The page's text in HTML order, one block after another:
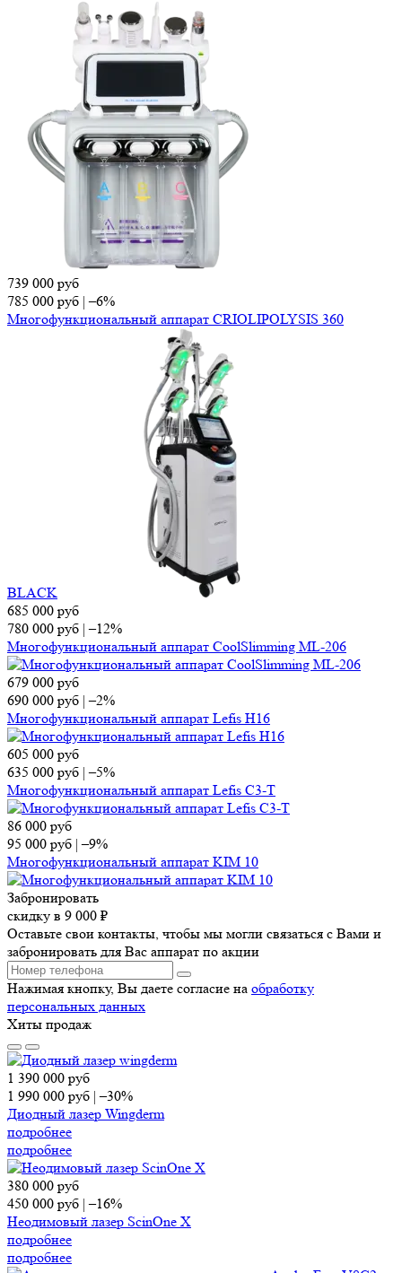
739 000 руб
785 000 руб |–6%
Многофункциональный аппарат CRIOLIPOLYSIS 360
BLAСK
685 000 руб
780 000 руб |–12%
Многофункциональный аппарат CoolSlimming ML-206
679 000 руб
690 000 руб |–2%
Многофункциональный аппарат Lefis H16
605 000 руб
635 000 руб |–5%
Многофункциональный аппарат Lefis C3-T
86 000 руб
95 000 руб |–9%
Многофункциональный аппарат KIM 10
Забронировать
скидку в 9 000 ₽
Оставьте свои контакты, чтобы мы могли связаться с Вами и
забронировать для Вас аппарат по акции
Нажимая кнопку, Вы даете согласие на обработку
персональных данных
Хиты продаж
1 390 000 руб
1 990 000 руб |–30%
Диодный лазер Wingderm
подробнее
подробнее
380 000 руб
450 000 руб |–16%
Неодимовый лазер ScinOne X
подробнее
подробнее